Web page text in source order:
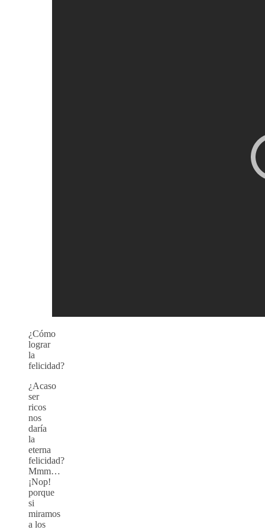
¿Cómo
lograr
la
felicidad?
¿Acaso
ser
ricos
nos
daría
la
eterna
felicidad?
Mmm…
¡Nop!
porque
si
miramos
a los